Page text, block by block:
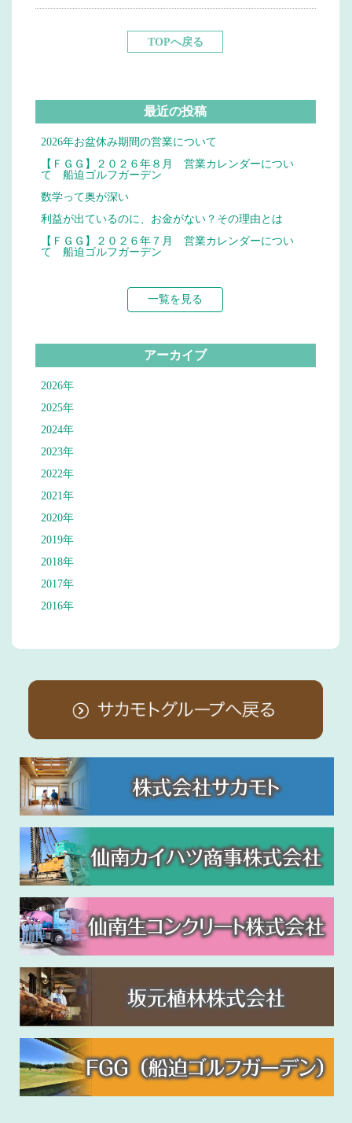
TOPへ戻る
最近の投稿
2026年お盆休み期間の営業について
【ＦＧＧ】２０２６年８月 営業カレンダーについ
て 船迫ゴルフガーデン
数学って奥が深い
利益が出ているのに、お金がない？その理由とは
【ＦＧＧ】２０２６年７月 営業カレンダーについ
て 船迫ゴルフガーデン
一覧を見る
アーカイブ
2026年
2025年
2024年
2023年
2022年
2021年
2020年
2019年
2018年
2017年
2016年